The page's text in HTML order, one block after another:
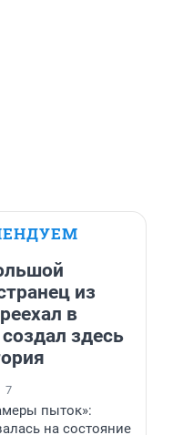
из
в
здесь
7
пыток»:
на состояние